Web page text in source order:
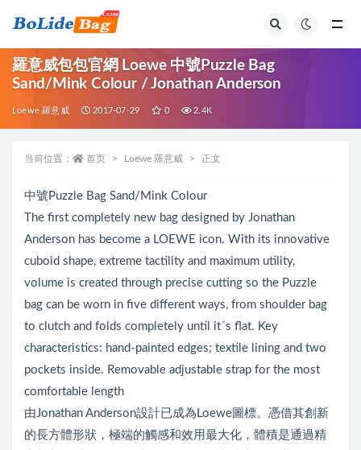
羅意威包包官網 Loewe 中號Puzzle Bag
Sand/Mink Colour / Jonathan Anderson
Loewe 羅意威 2017-07-29 0 2.4K
当前位置： 首页 Loewe 羅意威 正文
中號Puzzle Bag Sand/Mink Colour
The first completely new bag designed by Jonathan
Anderson has become a LOEWE icon. With its innovative
cuboid shape, extreme tactility and maximum utility,
volume is created through precise cutting so the Puzzle
bag can be worn in five different ways, from shoulder bag
to clutch and folds completely until it´s flat. Key
characteristics: hand-painted edges; textile lining and two
pockets inside. Removable adjustable strap for the most
comfortable length
由Jonathan Anderson設計已成為Loewe圖標。憑借其創新
的長方體形狀，極端的觸感和效用最大化，體積是通過精